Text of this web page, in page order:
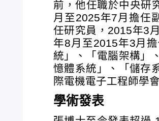
前，他任職於中央研
月至2025年7月擔任
任研究員，2015年3
年8月至2015年3月
統」、「電腦架構」
憶體系統」、「儲存
際電機電子工程師學
學術發表